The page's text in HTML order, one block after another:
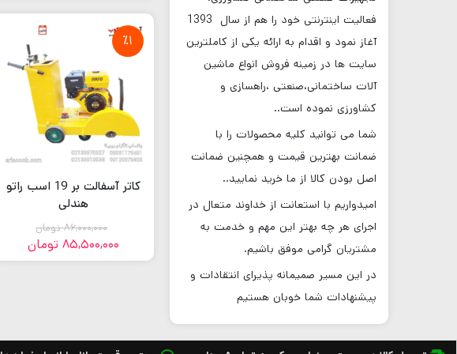
٪1
کاتر آسفالت بر 19 اسب راتو
هندلی
86,000,000 تومان
85,500,000 تومان
فعالیت اینترنتی خود را هم از سال 1393
آغاز نمود و اقدام به ارائه یکی از کاملترین
سایت ها در زمینه فروش انواع ماشین
آلات ساختمانی،صنعتی ،راهسازی و
کشاورزی نموده است..
شما می توانید کلیه محصولات را با
ضمانت بهترین قیمت و همچنین ضمانت
اصل بودن کالا از ما خرید نمایید..
امیدواریم با استعانت از خداوند متعال در
اجرای هر چه بهتر این مهم و خدمت به
مشتریان گرامی موفق باشیم.
در این مسیر صمیمانه پذیرای انتقادات و
پیشنهادات شما خوبان هستیم